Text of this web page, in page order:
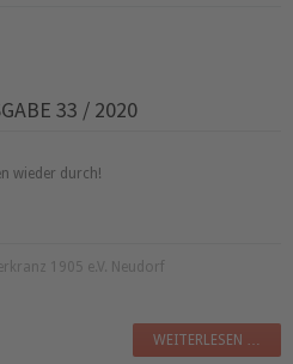
33 / 2020
wieder durch!
1905 e.V. Neudorf
WEITERLESEN …